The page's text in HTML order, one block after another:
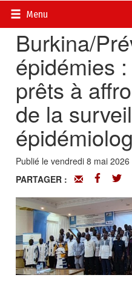
Menu
Accueil>
Burkina/
épidémies
prêts à
de la
Publié le vendredi 8 mai
PARTAGER :